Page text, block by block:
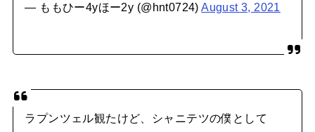
— ももひー4yほー2y (@hnt0724)August 3, 2021
ラプンツェル観たけど、シャニテツの僕として